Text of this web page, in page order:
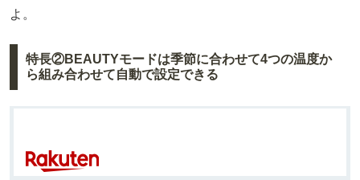
よ。
特長②BEAUTYモードは季節に合わせて4つの温度か
ら組み合わせて自動で設定できる